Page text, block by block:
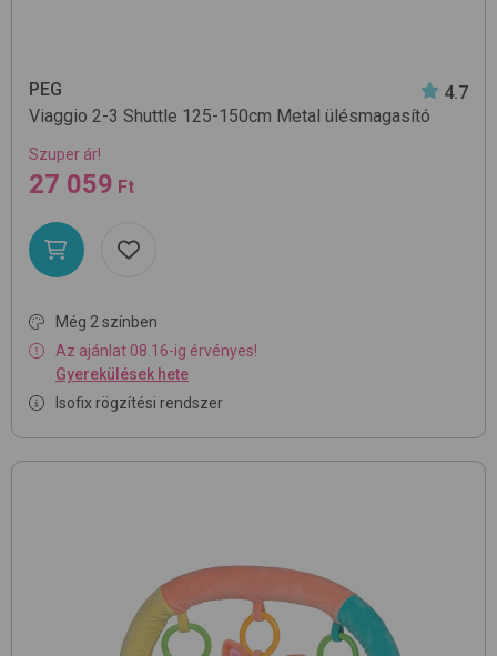
PEG
4.7
Viaggio 2-3 Shuttle 125-150cm Metal ülésmagasító
Szuper ár!
27 059 Ft
Még 2 színben
Az ajánlat 08.16-ig érvényes!
Gyerekülések hete
Isofix rögzítési rendszer